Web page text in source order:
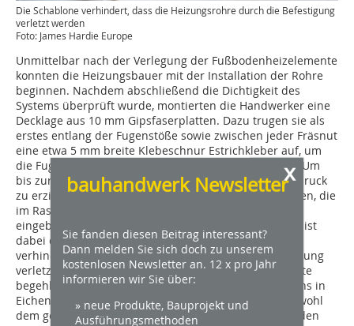
Die Schablone verhindert, dass die Heizungsrohre durch die Befestigung
verletzt werden
Foto: James Hardie Europe
Unmittelbar nach der Verlegung der Fußbodenheizelemente
konnten die Heizungsbauer mit der Installation der Rohre
beginnen. Nachdem abschließend die Dichtigkeit des
Systems überprüft wurde, montierten die Handwerker eine
Decklage aus 10 mm Gipsfaserplatten. Dazu trugen sie als
erstes entlang der Fugenstöße sowie zwischen jeder Fräsnut
eine etwa 5 mm breite Klebeschnur Estrichkleber auf, um
die Fugenverklebung der Elemente zu gewährleisten. Um
bis zur Aushärtung des Klebers den nötigen Anpressdruck
zu erzielen, wird die Decklage mit Schnellbauschrauben, die
im Raster von etwa 165 x 250 mm in die Plattenfläche
eingebracht wurden, zusätzlich verschraubt. Hilfreich ist
dabei die „fermacell Therm25-167“ Schablone, die
verhindert, dass die Heizungsrohre durch die Befestigung
verletzt werden. 24 Stunden später waren die Elemente
begehbar und bereit für die Verlegung des Vinylbodens in
Eichendekor. Entstanden ist ein Bodenaufbau, der sowohl
dem geforderten erhöhten Trittschallschutz als auch den
x
bauhandwerk Newsletter
Sie fanden diesen Beitrag interessant?
Dann melden Sie sich doch zu unserem
kostenlosen Newsletter an. 12 x pro Jahr
informieren wir Sie über:
» neue Produkte, Bauprojekt und
Ausführungsmethoden